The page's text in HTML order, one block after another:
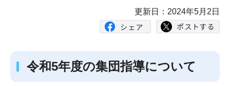
更新日：2024年5月2日
令和5年度の集団指導について